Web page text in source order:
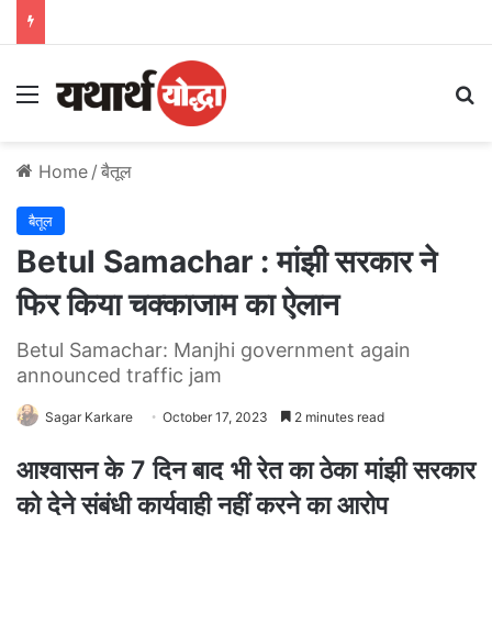
Menu
Home / बैतूल
बैतूल
Betul Samachar : मांझी सरकार ने
फिर किया चक्काजाम का ऐलान
Betul Samachar: Manjhi government again
announced traffic jam
Sagar Karkare October 17, 2023 2 minutes read
आश्वासन के 7 दिन बाद भी रेत का ठेका मांझी सरकार
को देने संबंधी कार्यवाही नहीं करने का आरोप